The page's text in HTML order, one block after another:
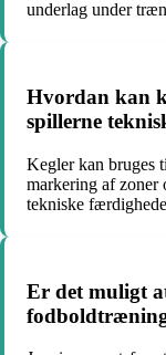
underlag under
Hvordan kan
spillerne
Kegler kan bruges
markering af zoner
tekniske
Er det muligt